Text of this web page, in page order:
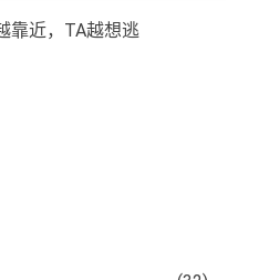
靠近，TA越想逃